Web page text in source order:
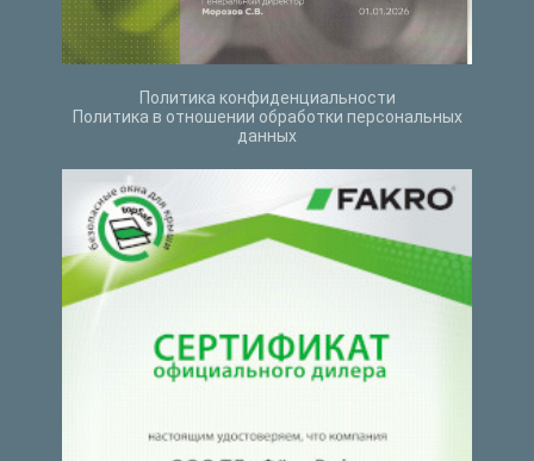
Политика конфиденциальности
Политика в отношении обработки персональных
данных